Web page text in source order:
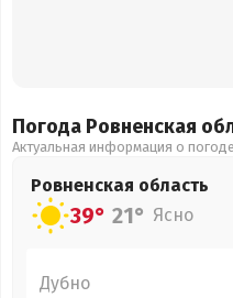
Погода Ровненская
Актуальная информация о
Ровненская область
39° 21° Ясно
Дубно